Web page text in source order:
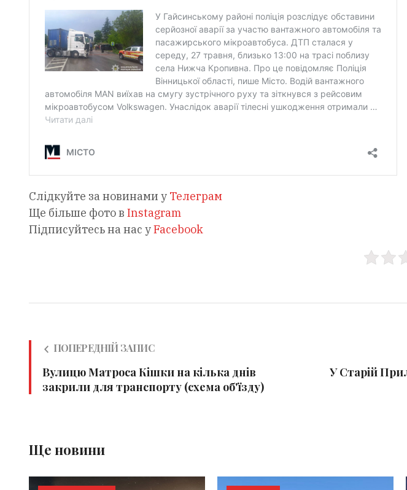
Слідкуйте за новинами у Телеграм
Ще більше фото в Instagram
Підписуйтесь на нас уFacebook
ПОПЕРЕДНІЙ ЗАПИС
Вулицю Матроса Кішки на кілька днів
закрили для транспорту (схема об'їзду)
У Старій
Ще новини